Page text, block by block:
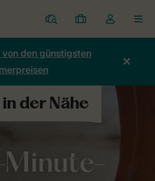
Ferienparks
Meine
Buchungen
Dropdown-
Menü
Kontos
den günstigsten
Minute-